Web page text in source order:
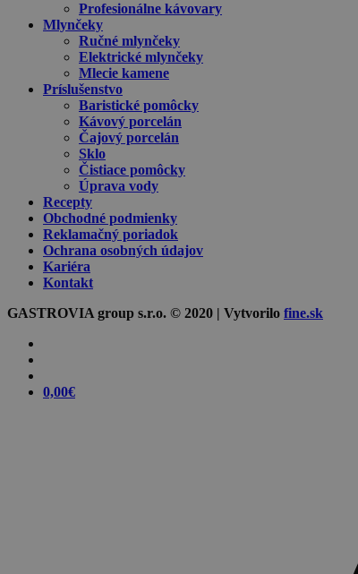
Profesionálne kávovary
Mlynčeky
Ručné mlynčeky
Elektrické mlynčeky
Mlecie kamene
Príslušenstvo
Baristické pomôcky
Kávový porcelán
Čajový porcelán
Sklo
Čistiace pomôcky
Úprava vody
Recepty
Obchodné podmienky
Reklamačný poriadok
Ochrana osobných údajov
Kariéra
Kontakt
GASTROVIA group s.r.o. © 2020 | Vytvorilo fine.sk
0,00€